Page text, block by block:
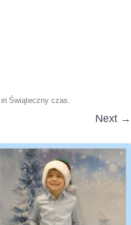
in Świąteczny czas.
Next →